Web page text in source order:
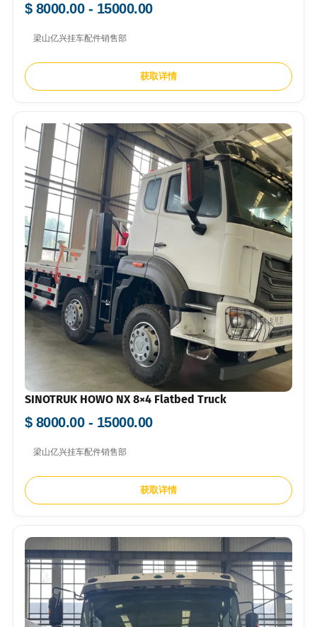
$ 8000.00 - 15000.00
梁山亿兴挂车配件销售部
获取详情
SINOTRUK HOWO NX 8×4 Flatbed Truck
$ 8000.00 - 15000.00
梁山亿兴挂车配件销售部
获取详情